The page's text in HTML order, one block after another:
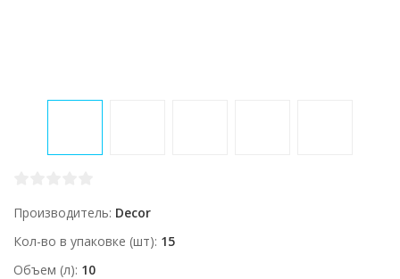
Производитель Decor
Кол-во в упаковке (шт) 15
Объем (л) 10